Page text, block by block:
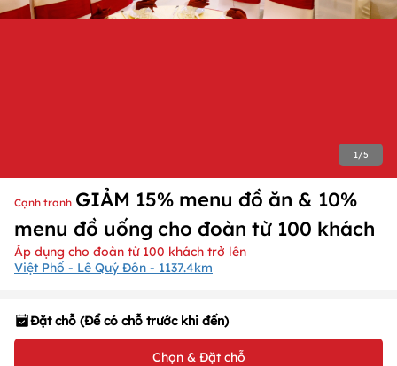
1/5
Cạnh tranh GIẢM 15% menu đồ ăn & 10%
menu đồ uống cho đoàn từ 100 khách
Áp dụng cho đoàn từ 100 khách trở lên
Việt Phố - Lê Quý Đôn - 1137.4km
Đặt chỗ (Để có chỗ trước khi đến)
Chọn & Đặt chỗ